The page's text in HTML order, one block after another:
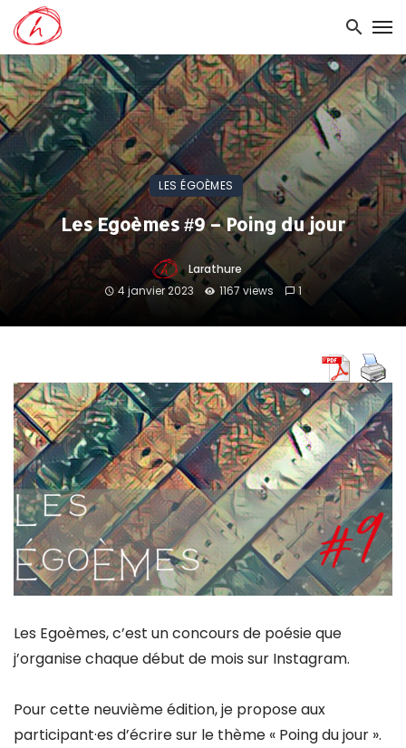
LES ÉGOÈMES
Les Egoèmes #9 – Poing du jour
Larathure
4 janvier 2023
1167 views 1
Les Egoèmes, c’est un concours de poésie que
j’organise chaque début de mois sur Instagram.
Pour cette neuvième édition, je propose aux
participant·es d’écrire sur le thème « Poing du jour ».